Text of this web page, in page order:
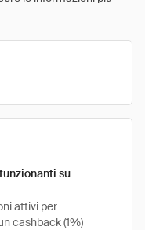
su
attivi per
cashback (1%)